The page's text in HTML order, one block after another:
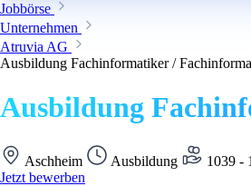
Jobbörse
Unternehmen
Atruvia AG
Ausbildung Fachinformatiker /
Ausbildung
Aschheim Ausbildung 1039 -
Jetzt bewerben